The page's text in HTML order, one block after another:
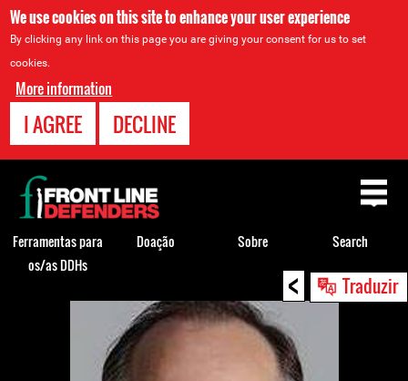
We use cookies on this site to enhance your user experience
By clicking any link on this page you are giving your consent for us to set
cookies.
More information
I AGREE DECLINE
< Traduzir
Back
Back
to
top
Ferramentas para
os/as DDHs
Doação Sobre Search